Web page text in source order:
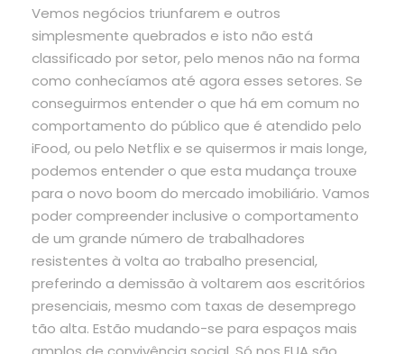
Vemos negócios triunfarem e outros
simplesmente quebrados e isto não está
classificado por setor, pelo menos não na forma
como conhecíamos até agora esses setores. Se
conseguirmos entender o que há em comum no
comportamento do público que é atendido pelo
iFood, ou pelo Netflix e se quisermos ir mais longe,
podemos entender o que esta mudança trouxe
para o novo boom do mercado imobiliário. Vamos
poder compreender inclusive o comportamento
de um grande número de trabalhadores
resistentes à volta ao trabalho presencial,
preferindo a demissão à voltarem aos escritórios
presenciais, mesmo com taxas de desemprego
tão alta. Estão mudando-se para espaços mais